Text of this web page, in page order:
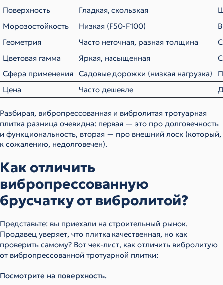
Поверхность
Гладкая, скользкая
Морозостойкость
Низкая (F50-F100)
Геометрия
Часто неточная, разная толщина
Цветовая гамма
Яркая, насыщенная
Сфера применения
Садовые дорожки (низкая нагрузка)
Цена
Часто дешевле
Разбирая, вибропрессованная и вибролитая тротуарная
плитка разница очевидна: первая — это про долговечность
и функциональность, вторая — про внешний лоск (который,
к сожалению, недолговечен).
Как отличить
вибропрессованную
брусчатку от вибролитой?
Представьте: вы приехали на строительный рынок.
Продавец уверяет, что плитка качественная, но как
проверить самому? Вот чек-лист, как отличить вибролитую
от вибропрессованной тротуарной плитки:
Посмотрите на поверхность.